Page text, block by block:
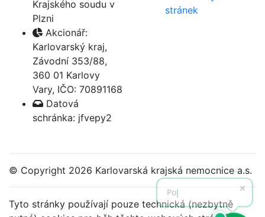
Krajského soudu v
Plzni
Akcionář:
Karlovarský kraj,
Závodní 353/88,
360 01 Karlovy
Vary, IČO: 70891168
Datová
schránka: jfvepy2
stránek
© Copyright 2026 Karlovarská krajská nemocnice a.s.
Tyto stránky používají pouze technická (nezbytně